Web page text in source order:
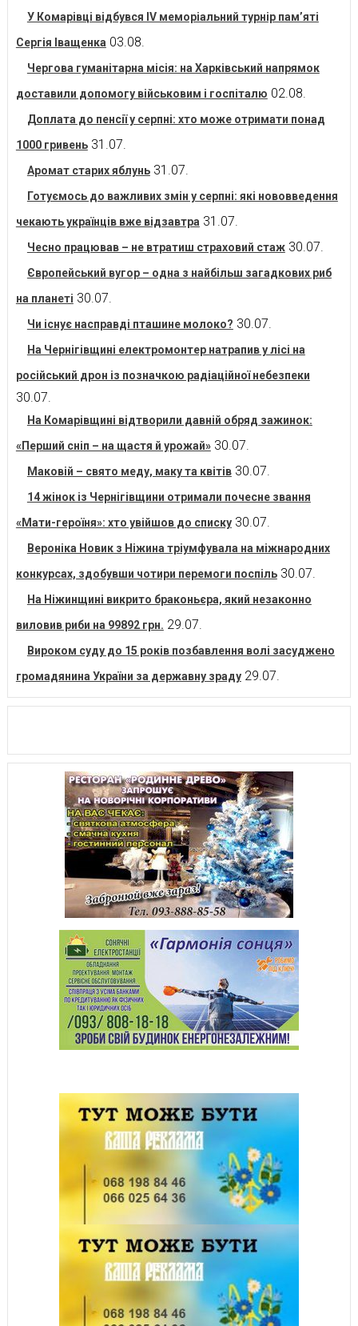
У Комарівці відбувся IV меморіальний турнір пам’яті
Сергія Іващенка 03.08.
Чергова гуманітарна місія: на Харківський напрямок
доставили допомогу військовим і госпіталю 02.08.
Доплата до пенсії у серпні: хто може отримати понад
1000 гривень 31.07.
Аромат старих яблунь 31.07.
Готуємось до важливих змін у серпні: які нововведення
чекають українців вже відзавтра 31.07.
Чесно працював – не втратиш страховий стаж 30.07.
Європейський вугор – одна з найбільш загадкових риб
на планеті 30.07.
Чи існує насправді пташине молоко? 30.07.
На Чернігівщині електромонтер натрапив у лісі на
російський дрон із позначкою радіаційної небезпеки
30.07.
На Комарівщині відтворили давній обряд зажинок:
«Перший сніп – на щастя й урожай» 30.07.
Маковій – свято меду, маку та квітів 30.07.
14 жінок із Чернігівщини отримали почесне звання
«Мати-героїня»: хто увійшов до списку 30.07.
Вероніка Новик з Ніжина тріумфувала на міжнародних
конкурсах, здобувши чотири перемоги поспіль 30.07.
На Ніжинщині викрито браконьєра, який незаконно
виловив риби на 99892 грн. 29.07.
Вироком суду до 15 років позбавлення волі засуджено
громадянина України за державну зраду 29.07.